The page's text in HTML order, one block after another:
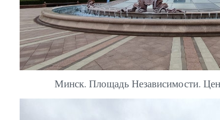
Минск. Площадь Независимости.